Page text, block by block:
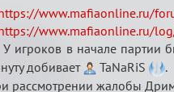
www.mafiaonline.ru/
www.mafiaonline.ru/
игроков в начале партии
добивает
TaNaRiS
.
рассмотрении жалобы